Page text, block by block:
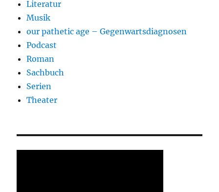
Literatur
Musik
our pathetic age – Gegenwartsdiagnosen
Podcast
Roman
Sachbuch
Serien
Theater